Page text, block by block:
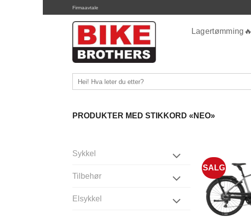
Firmaavtale
Lagertømming🔥
PRODUKTER MED STIKKORD «NEO»
Sykkel
Tilbehør
Elsykkel
SALG